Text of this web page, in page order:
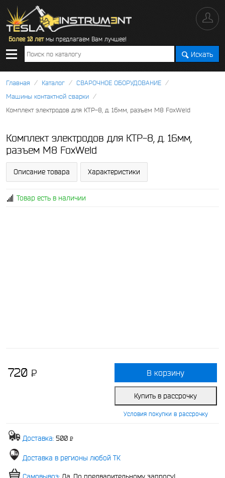
Более 10 летмы предлагаем Вам лучшее!
Искать
Главная / Каталог / СВАРОЧНОЕ ОБОРУДОВАНИЕ /
Машины контактной сварки /
Комплект электродов для КТР-8, д. 16мм, разъем М8 FoxWeld
Комплект электродов для КТР-8, д. 16мм,
разъем М8 FoxWeld
Описание товара Характеристики
Товар есть в наличии
720P
- В корзину
Купить в рассрочку
Условия покупки в рассрочку
Доставка: 500 P
-
Доставка в регионы любой ТК